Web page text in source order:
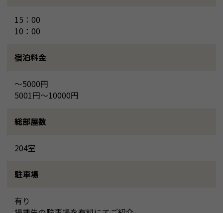
15：00
10：00
宿泊料金
～5000円
5001円～10000円
総部屋数
204室
駐車場
有り